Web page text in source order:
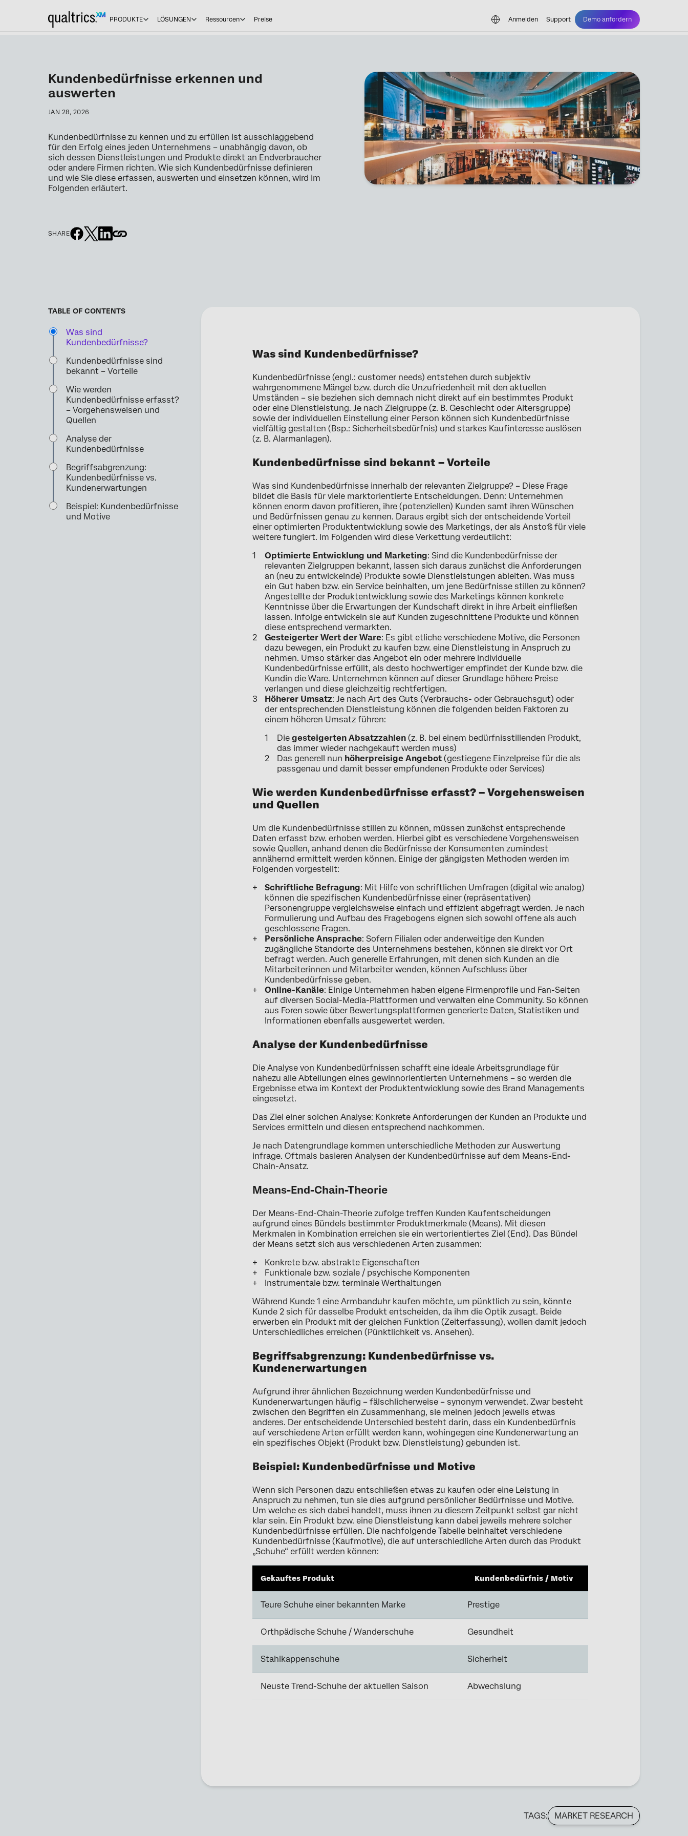
PRODUKTE LÖSUNGEN Ressourcen Preise Anmelden Support Demo anfordern
Kundenbedürfnisse erkennen und
auswerten
JAN 28, 2026
Kundenbedürfnisse zu kennen und zu erfüllen ist ausschlaggebend
für den Erfolg eines jeden Unternehmens – unabhängig davon, ob
sich dessen Dienstleistungen und Produkte direkt an Endverbraucher
oder andere Firmen richten. Wie sich Kundenbedürfnisse definieren
und wie Sie diese erfassen, auswerten und einsetzen können, wird im
Folgenden erläutert.
SHARE
TABLE OF CONTENTS
Was sind
Kundenbedürfnisse?
Kundenbedürfnisse sind
bekannt – Vorteile
Wie werden
Kundenbedürfnisse erfasst?
– Vorgehensweisen und
Quellen
Analyse der
Kundenbedürfnisse
Begriffsabgrenzung:
Kundenbedürfnisse vs.
Kundenerwartungen
Beispiel: Kundenbedürfnisse
und Motive
Was sind Kundenbedürfnisse?
Kundenbedürfnisse (engl.: customer needs) entstehen durch subjektiv
wahrgenommene Mängel bzw. durch die Unzufriedenheit mit den aktuellen
Umständen – sie beziehen sich demnach nicht direkt auf ein bestimmtes Produkt
oder eine Dienstleistung. Je nach Zielgruppe (z. B. Geschlecht oder Altersgruppe)
sowie der individuellen Einstellung einer Person können sich Kundenbedürfnisse
vielfältig gestalten (Bsp.: Sicherheitsbedürfnis) und starkes Kaufinteresse auslösen
(z. B. Alarmanlagen).
Kundenbedürfnisse sind bekannt – Vorteile
Was sind Kundenbedürfnisse innerhalb der relevanten Zielgruppe? – Diese Frage
bildet die Basis für viele marktorientierte Entscheidungen. Denn: Unternehmen
können enorm davon profitieren, ihre (potenziellen) Kunden samt ihren Wünschen
und Bedürfnissen genau zu kennen. Daraus ergibt sich der entscheidende Vorteil
einer optimierten Produktentwicklung sowie des Marketings, der als Anstoß für viele
weitere fungiert. Im Folgenden wird diese Verkettung verdeutlicht:
Optimierte Entwicklung und Marketing: Sind die Kundenbedürfnisse der
relevanten Zielgruppen bekannt, lassen sich daraus zunächst die Anforderungen
an (neu zu entwickelnde) Produkte sowie Dienstleistungen ableiten. Was muss
ein Gut haben bzw. ein Service beinhalten, um jene Bedürfnisse stillen zu können?
Angestellte der Produktentwicklung sowie des Marketings können konkrete
Kenntnisse über die Erwartungen der Kundschaft direkt in ihre Arbeit einfließen
lassen. Infolge entwickeln sie auf Kunden zugeschnittene Produkte und können
diese entsprechend vermarkten.
Gesteigerter Wert der Ware: Es gibt etliche verschiedene Motive, die Personen
dazu bewegen, ein Produkt zu kaufen bzw. eine Dienstleistung in Anspruch zu
nehmen. Umso stärker das Angebot ein oder mehrere individuelle
Kundenbedürfnisse erfüllt, als desto hochwertiger empfindet der Kunde bzw. die
Kundin die Ware. Unternehmen können auf dieser Grundlage höhere Preise
verlangen und diese gleichzeitig rechtfertigen.
Höherer Umsatz: Je nach Art des Guts (Verbrauchs- oder Gebrauchsgut) oder
der entsprechenden Dienstleistung können die folgenden beiden Faktoren zu
einem höheren Umsatz führen:
Die gesteigerten Absatzzahlen (z. B. bei einem bedürfnisstillenden Produkt,
das immer wieder nachgekauft werden muss)
Das generell nun höherpreisige Angebot (gestiegene Einzelpreise für die als
passgenau und damit besser empfundenen Produkte oder Services)
Wie werden Kundenbedürfnisse erfasst? – Vorgehensweisen
und Quellen
Um die Kundenbedürfnisse stillen zu können, müssen zunächst entsprechende
Daten erfasst bzw. erhoben werden. Hierbei gibt es verschiedene Vorgehensweisen
sowie Quellen, anhand denen die Bedürfnisse der Konsumenten zumindest
annähernd ermittelt werden können. Einige der gängigsten Methoden werden im
Folgenden vorgestellt:
Schriftliche Befragung: Mit Hilfe von schriftlichen Umfragen (digital wie analog)
können die spezifischen Kundenbedürfnisse einer (repräsentativen)
Personengruppe vergleichsweise einfach und effizient abgefragt werden. Je nach
Formulierung und Aufbau des Fragebogens eignen sich sowohl offene als auch
geschlossene Fragen.
Persönliche Ansprache: Sofern Filialen oder anderweitige den Kunden
zugängliche Standorte des Unternehmens bestehen, können sie direkt vor Ort
befragt werden. Auch generelle Erfahrungen, mit denen sich Kunden an die
Mitarbeiterinnen und Mitarbeiter wenden, können Aufschluss über
Kundenbedürfnisse geben.
Online-Kanäle: Einige Unternehmen haben eigene Firmenprofile und Fan-Seiten
auf diversen Social-Media-Plattformen und verwalten eine Community. So können
aus Foren sowie über Bewertungsplattformen generierte Daten, Statistiken und
Informationen ebenfalls ausgewertet werden.
Analyse der Kundenbedürfnisse
Die Analyse von Kundenbedürfnissen schafft eine ideale Arbeitsgrundlage für
nahezu alle Abteilungen eines gewinnorientierten Unternehmens – so werden die
Ergebnisse etwa im Kontext der Produktentwicklung sowie des Brand Managements
eingesetzt.
Das Ziel einer solchen Analyse: Konkrete Anforderungen der Kunden an Produkte und
Services ermitteln und diesen entsprechend nachkommen.
Je nach Datengrundlage kommen unterschiedliche Methoden zur Auswertung
infrage. Oftmals basieren Analysen der Kundenbedürfnisse auf dem Means-End-
Chain-Ansatz.
Means-End-Chain-Theorie
Der Means-End-Chain-Theorie zufolge treffen Kunden Kaufentscheidungen
aufgrund eines Bündels bestimmter Produktmerkmale (Means). Mit diesen
Merkmalen in Kombination erreichen sie ein wertorientiertes Ziel (End). Das Bündel
der Means setzt sich aus verschiedenen Arten zusammen:
Konkrete bzw. abstrakte Eigenschaften
Funktionale bzw. soziale / psychische Komponenten
Instrumentale bzw. terminale Werthaltungen
Während Kunde 1 eine Armbanduhr kaufen möchte, um pünktlich zu sein, könnte
Kunde 2 sich für dasselbe Produkt entscheiden, da ihm die Optik zusagt. Beide
erwerben ein Produkt mit der gleichen Funktion (Zeiterfassung), wollen damit jedoch
Unterschiedliches erreichen (Pünktlichkeit vs. Ansehen).
Begriffsabgrenzung: Kundenbedürfnisse vs.
Kundenerwartungen
Aufgrund ihrer ähnlichen Bezeichnung werden Kundenbedürfnisse und
Kundenerwartungen häufig – fälschlicherweise – synonym verwendet. Zwar besteht
zwischen den Begriffen ein Zusammenhang, sie meinen jedoch jeweils etwas
anderes. Der entscheidende Unterschied besteht darin, dass ein Kundenbedürfnis
auf verschiedene Arten erfüllt werden kann, wohingegen eine Kundenerwartung an
ein spezifisches Objekt (Produkt bzw. Dienstleistung) gebunden ist.
Beispiel: Kundenbedürfnisse und Motive
Wenn sich Personen dazu entschließen etwas zu kaufen oder eine Leistung in
Anspruch zu nehmen, tun sie dies aufgrund persönlicher Bedürfnisse und Motive.
Um welche es sich dabei handelt, muss ihnen zu diesem Zeitpunkt selbst gar nicht
klar sein. Ein Produkt bzw. eine Dienstleistung kann dabei jeweils mehrere solcher
Kundenbedürfnisse erfüllen. Die nachfolgende Tabelle beinhaltet verschiedene
Kundenbedürfnisse (Kaufmotive), die auf unterschiedliche Arten durch das Produkt
„Schuhe“ erfüllt werden können:
Gekauftes Produkt Kundenbedürfnis / Motiv
Teure Schuhe einer bekannten Marke Prestige
Orthpädische Schuhe / Wanderschuhe Gesundheit
Stahlkappenschuhe Sicherheit
Neuste Trend-Schuhe der aktuellen Saison Abwechslung
TAGS: MARKET RESEARCH